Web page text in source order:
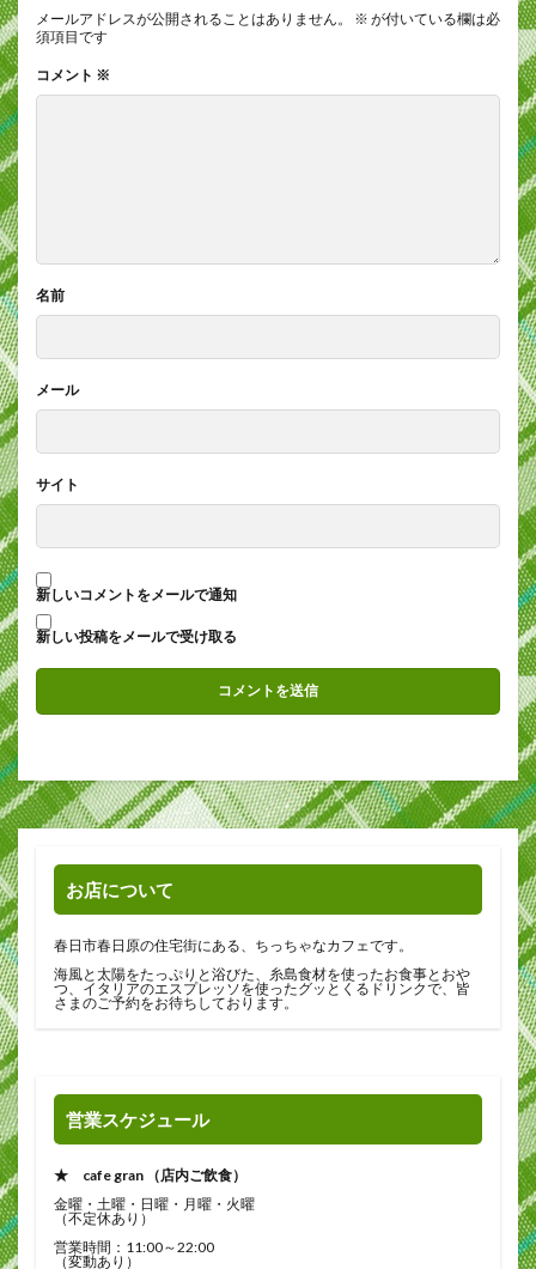
メールアドレスが公開されることはありません。 ※ が付いている欄は必
須項目です
コメント ※
名前
メール
サイト
新しいコメントをメールで通知
新しい投稿をメールで受け取る
お店について
春日市春日原の住宅街にある、ちっちゃなカフェです。
海風と太陽をたっぷりと浴びた、糸島食材を使ったお食事とおや
つ、イタリアのエスプレッソを使ったグッとくるドリンクで、皆
さまのご予約をお待ちしております。
営業スケジュール
★ cafe gran （店内ご飲食）
金曜・土曜・日曜・月曜・火曜
（不定休あり）
営業時間：11:00～22:00
（変動あり）